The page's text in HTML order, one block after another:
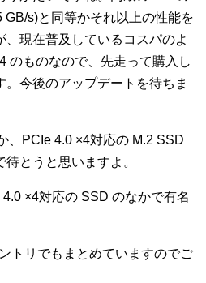
GB/s)と同等かそれ以上の性能を
現在普及しているコスパのよ
のものなので、先走って購入し
今後のアップデートを待ちま
、PCIe 4.0 ×4対応の M.2 SSD
とうと思いますよ。
×4対応の SSD のなかで有名
トリでもまとめていますのでご